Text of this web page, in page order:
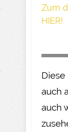
Z um
HIER!
auch
auch